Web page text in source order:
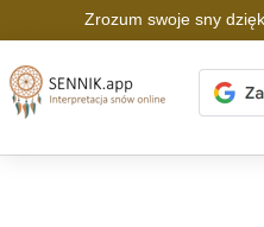
Zrozum swoje sny